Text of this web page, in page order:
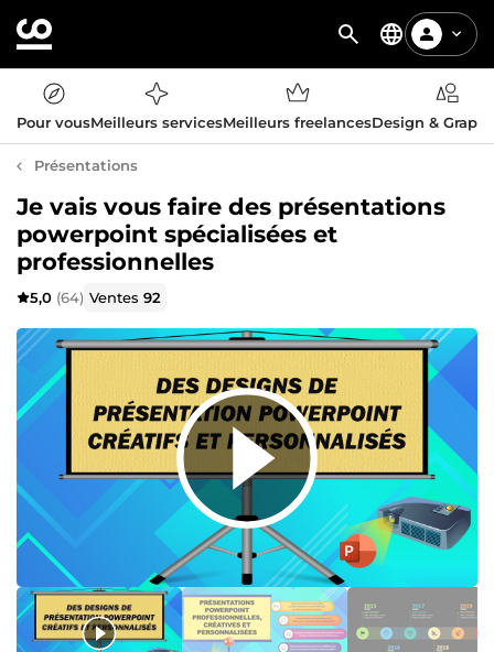
Pour vousMeilleurs servicesMeilleurs freelancesDesign &
Présentations
Je vais vous faire des présentations
powerpoint spécialisées et
professionnelles
5,0 (64) Ventes92